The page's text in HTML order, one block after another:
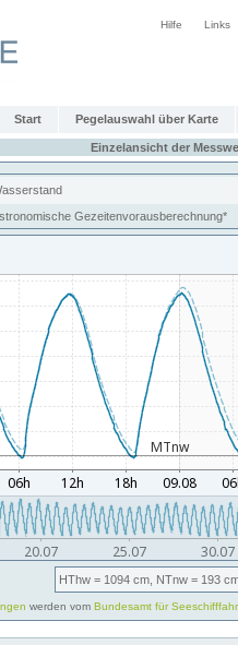
Hilfe Links
Start Pegelauswahl über Karte
Einzelansicht der
Gezeitenvorausberechnung*
HThw = 1094 cm, NTnw = 193
werden vom Bundesamt für